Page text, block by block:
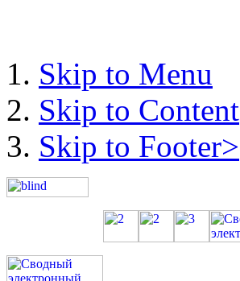
Skip to Menu
Skip to Content
Skip to Footer>